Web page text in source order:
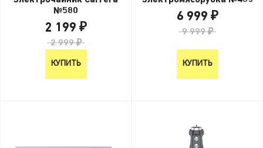
№580
2 199 ₽
2 999 ₽
КУПИТЬ
6 999 ₽
9 999 ₽
КУПИТЬ